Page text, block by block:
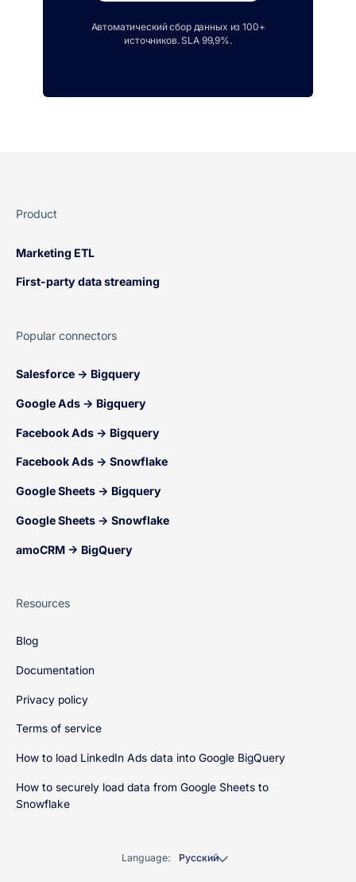
Автоматический сбор данных из 100+
источников. SLA 99,9%.
Product
Marketing ETL
First-party data streaming
Popular connectors
Salesforce → Bigquery
Google Ads → Bigquery
Facebook Ads → Bigquery
Facebook Ads → Snowflake
Google Sheets → Bigquery
Google Sheets → Snowflake
amoCRM → BigQuery
Resources
Blog
Documentation
Privacy policy
Terms of service
How to load LinkedIn Ads data into Google BigQuery
How to securely load data from Google Sheets to
Snowflake
Language: Русский